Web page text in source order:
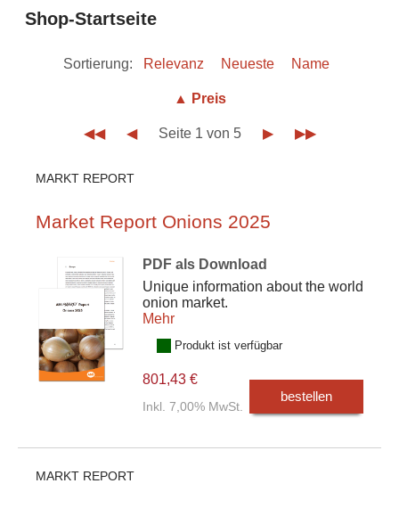
Shop-Startseite
Sortierung: Relevanz Neueste Name
▲ Preis
◀◀ ◀ Seite 1 von 5 ▶ ▶▶
MARKT REPORT
Market Report Onions 2025
PDF als Download
Unique information about the world
onion market.
Mehr
Produkt ist verfügbar
801,43 €
Inkl. 7,00% MwSt.
bestellen
MARKT REPORT